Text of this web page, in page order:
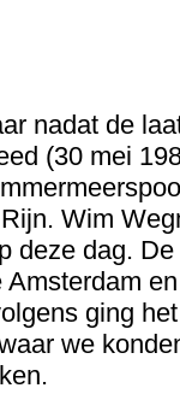
nadat de
(30 mei
Wim
deze dag.
ging
we